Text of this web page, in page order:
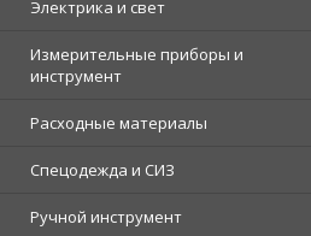
Электрика и свет
Измерительные приборы и
инструмент
Расходные материалы
Спецодежда и СИЗ
Ручной инструмент